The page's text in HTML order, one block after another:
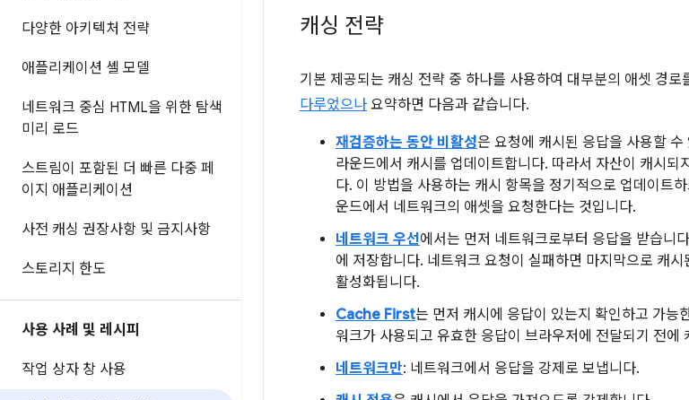
다양한 아키텍처 전략
애플리케이션 셸 모델
네트워크 중심 HTML을 위한 탐색
미리 로드
스트림이 포함된 더 빠른 다중 페
이지 애플리케이션
사전 캐싱 권장사항 및 금지사항
스토리지 한도
사용 사례 및 레시피
작업 상자 창 사용
캐싱 전략
기본 제공되는 캐싱 전략 중 하나를 사용하여 대부분의 애셋 경로
다루었으나 요약하면 다음과 같습니다.
재검증하는 동안 비활성은 요청에 캐시된 응답을 사용할
라운드에서 캐시를 업데이트합니다. 따라서 자산이 캐시
다. 이 방법을 사용하는 캐시 항목을 정기적으로 업데이트
운드에서 네트워크의 애셋을 요청한다는 것입니다.
네트워크 우선에서는 먼저 네트워크로부터 응답을 받습니
에 저장합니다. 네트워크 요청이 실패하면 마지막으로 캐
활성화됩니다.
Cache First는 먼저 캐시에 응답이 있는지 확인하고 가능
워크가 사용되고 유효한 응답이 브라우저에 전달되기 전에
네트워크만: 네트워크에서 응답을 강제로 보냅니다.